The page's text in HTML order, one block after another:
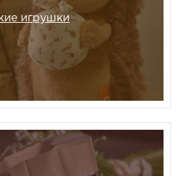
игрушки